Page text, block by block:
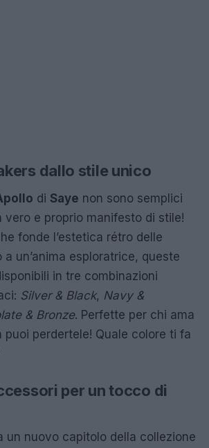
dallo stile unico
di Saye non sono semplici
vero e proprio manifesto di stile!
fonde l’estetica rétro delle
un’anima esploratrice, queste
in tre combinazioni
Silver & Black, Navy &
& Bronze. Perfette per chi ama
puoi perdertele! Quale colore ti fa
per un tocco di
un nuovo capitolo della collezione